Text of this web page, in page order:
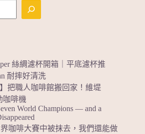
絲綢濾杯開箱｜平底濾杯推
耐摔好清洗
】把職人咖啡館搬回家！維堤
咖啡機
World Champions — and a
咖啡大賽中被抹去，我們還能做